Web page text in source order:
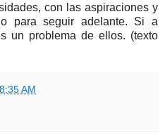
con las aspiraciones y
para seguir adelante. Si a
un problema de ellos. (texto
8:35 AM